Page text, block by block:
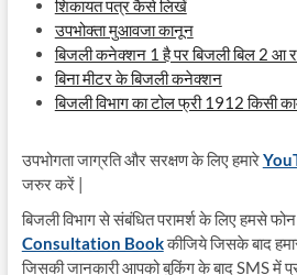
शिकायत पत्र कैसे लिखें
उपभोक्ता मुआवजा कानून
बिजली कनेक्शन 1 है पर बिजली बिल 2 आ
बिना मीटर के बिजली कनेक्शन
बिजली विभाग का टोल फ्री 1912 किसी
उपभोगता जाग्रति और सरक्षण के लिए हमारे
जरुर करें |
बिजली विभाग से संबंधित परामर्श के लिए हमसे
Consultation Bookकीजिये जिसके बाद
जिसकी जानकारी आपको बुकिंग के बाद SMS में